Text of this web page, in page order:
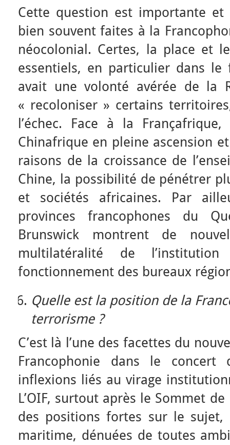
Cette question est importante et
bien souvent faites à la
néocolonial. Certes, la place et
essentiels, en particulier dans le
avait une volonté avérée de la
« recoloniser » certains
l’échec. Face à la
Chinafrique en pleine ascension et
raisons de la croissance de
Chine, la possibilité de pénétrer
et sociétés africaines. Par
provinces francophones du
Brunswick montrent de
multilatéralité de
fonctionnement des bureaux
Quelle est la position de la
terrorisme ?
C’est là l’une des facettes du
Francophonie dans le concert
inflexions liés au virage
L’OIF, surtout après le Sommet
des positions fortes sur le
maritime, dénuées de toutes